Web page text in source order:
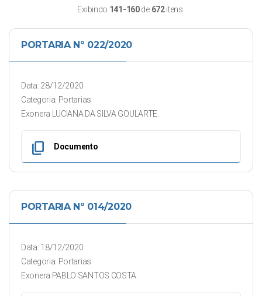
Exibindo 141-160de 672itens.
PORTARIA Nº 022/2020
Data: 28/12/2020
Categoria: Portarias
Exonera LUCIANA DA SILVA GOULARTE.
content_copy Documento
PORTARIA Nº 014/2020
Data: 18/12/2020
Categoria: Portarias
Exonera PABLO SANTOS COSTA.